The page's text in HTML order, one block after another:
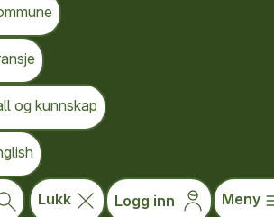
og kunnskap
Lukk Logg inn Meny
forsvarlig slik
statistikk og